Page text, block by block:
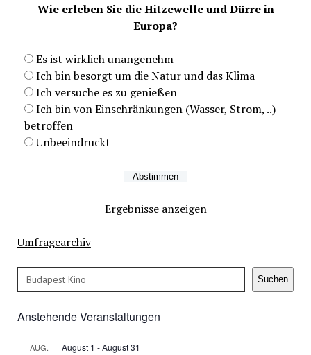
Wie erleben Sie die Hitzewelle und Dürre in
Europa?
Es ist wirklich unangenehm
Ich bin besorgt um die Natur und das Klima
Ich versuche es zu genießen
Ich bin von Einschränkungen (Wasser, Strom, ..)
betroffen
Unbeeindruckt
Ergebnisse anzeigen
Umfragearchiv
Suchen Suchen
Anstehende Veranstaltungen
AUG. August 1 -August 31